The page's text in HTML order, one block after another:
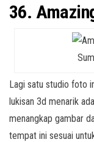
36.
Lagi satu studio foto
lukisan 3d menarik
menangkap gambar
tempat ini sesuai